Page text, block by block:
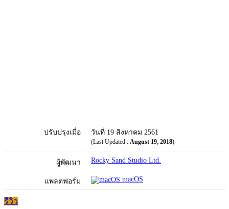
ปรับปรุงเมื่อ วันที่ 19 สิงหาคม 2561
(Last Updated : August 19, 2018)
ผู้พัฒนา Rocky Sand Studio Ltd.
แพลตฟอร์ม macOS
รีวิว